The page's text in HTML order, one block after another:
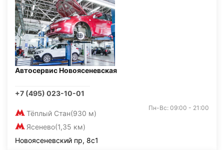
Автосервис Новоясеневская
+7 (495) 023-10-01
Тёплый Стан(930 м)
Ясенево(1,35 км)
Пн-Вс: 09:00 - 21:00
Новоясеневский пр, 8с1